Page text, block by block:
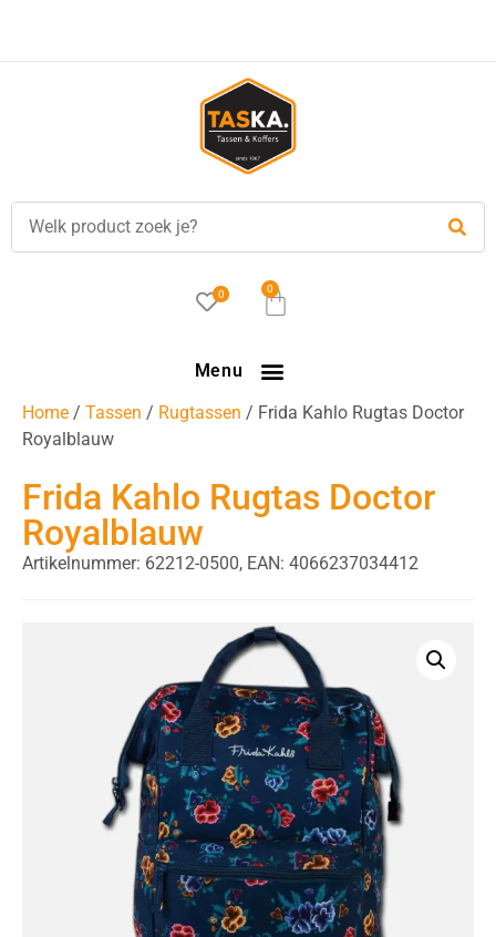
besteld, is vandaag verzonden!
0 0
Menu
Home / Tassen / Rugtassen / Frida Kahlo Rugtas Doctor
Royalblauw
Frida Kahlo Rugtas Doctor
Royalblauw
Artikelnummer: 62212-0500, EAN: 4066237034412